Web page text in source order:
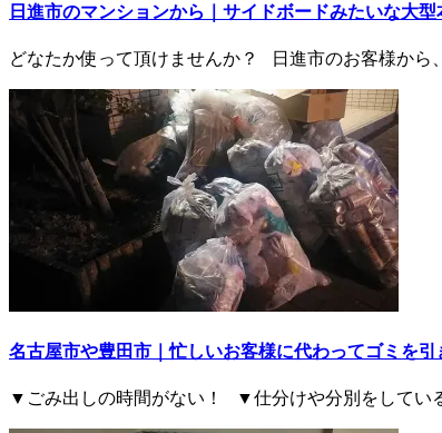
日進市のマンションから｜サイドボードみたいな大
どなたか使って頂けませんか？ 日進市のお客様か
名古屋市や豊田市｜忙しいお客様に代わってゴミを引
▼ごみ出しの時間がない！ ▼仕分けや分別をして